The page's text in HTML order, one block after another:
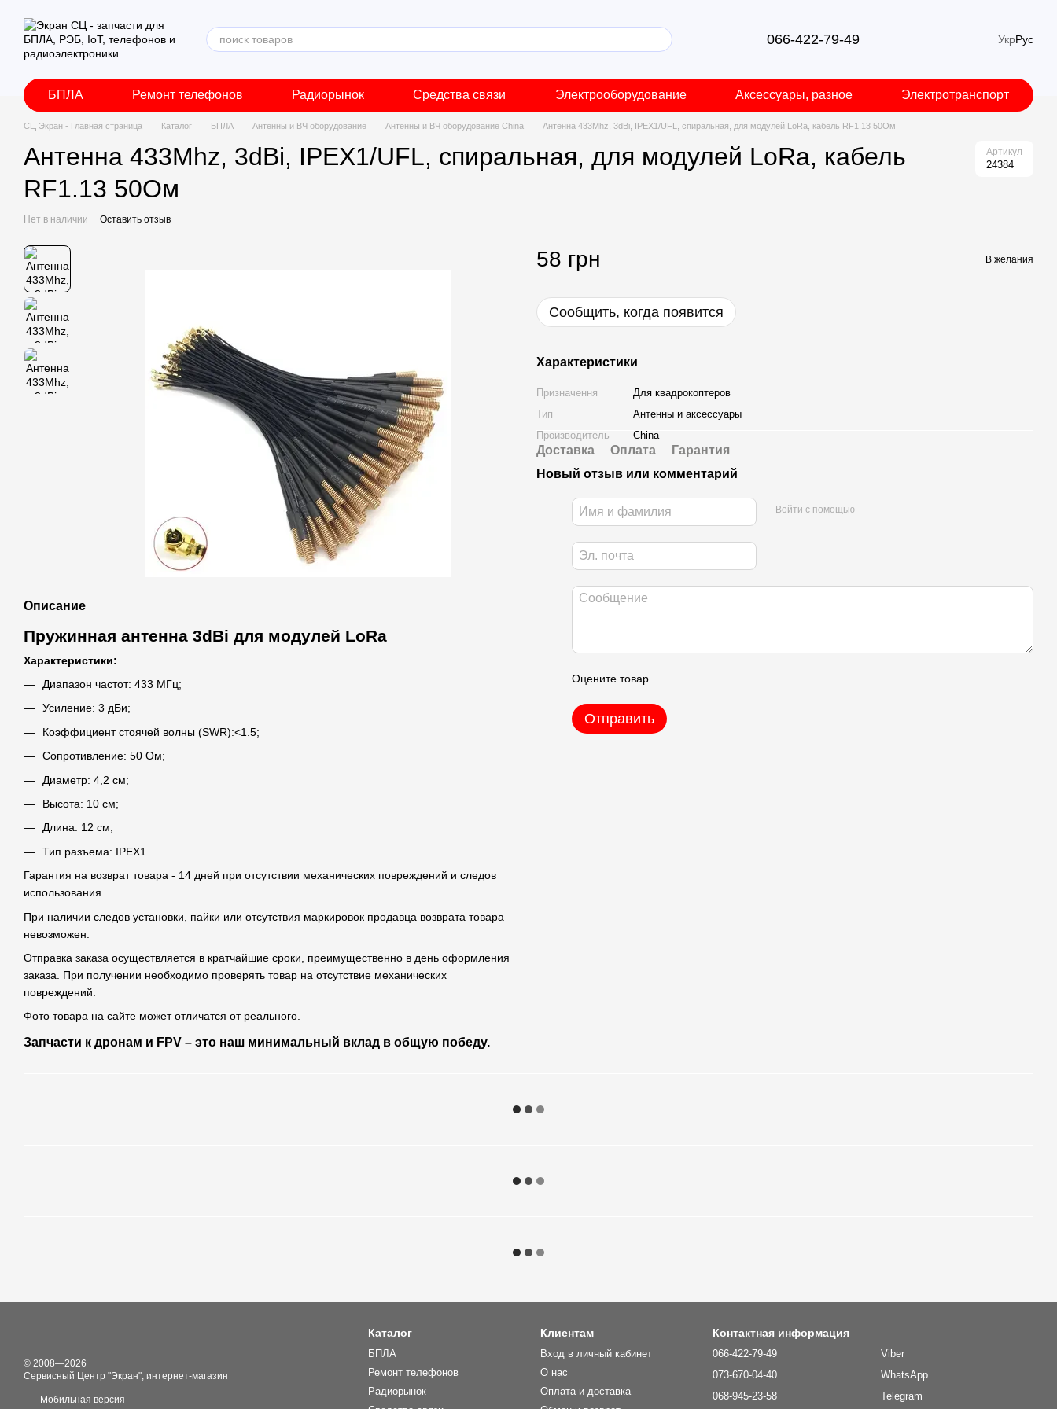
066-422-79-49 УкрРус
БПЛА Ремонт телефонов Радиорынок Средства связи Электрооборудование Аксессуары, разное Электротранспорт
СЦ Экран - Главная страница Каталог БПЛА Антенны и ВЧ оборудование Антенны и ВЧ оборудование China Антенна 433Mhz, 3dBi, IPEX1/UFL, спиральная, для модулей LoRa, кабель RF1.13 50Ом
Антенна 433Mhz, 3dBi, IPEX1/UFL, спиральная, для модулей LoRa, кабель
RF1.13 50Ом
Артикул
24384
Нет в наличии Оставить отзыв
Описание
Пружинная антенна 3dBi для модулей LoRa
Характеристики:
Диапазон частот: 433 МГц;
Усиление: 3 дБи;
​Коэффициент стоячей волны (SWR):<1.5;
Сопротивление: 50 Ом;
Диаметр: 4,2 см;
Высота: 10 см;
Длина: 12 см;
Тип разъема: IPEX1.
Гарантия на возврат товара - 14 дней при отсутствии механических повреждений и следов
использования.
При наличии следов установки, пайки или отсутствия маркировок продавца возврата товара
невозможен.
Отправка заказа осуществляется в кратчайшие сроки, преимущественно в день оформления
заказа. При получении необходимо проверять товар на отсутствие механических
повреждений.
Фото товара на сайте может отличатся от реального.
Запчасти к дронам и FPV – это наш минимальный вклад в общую победу.
58 грн В желания
Сообщить, когда появится
Характеристики
Призначення
Для квадрокоптеров
Тип
Антенны и аксессуары
Производитель
China
Доставка Оплата
Гарантия
Новый отзыв или комментарий
Войти с помощью
Оцените товар
Отправить
© 2008—2026
Сервисный Центр "Экран", интернет-магазин
Мобильная версия
Каталог
БПЛА
Ремонт телефонов
Радиорынок
Клиентам
Вход в личный кабинет
О нас
Оплата и доставка
Контактная информация
066-422-79-49
073-670-04-40
068-945-23-58
Viber
WhatsApp
Telegram